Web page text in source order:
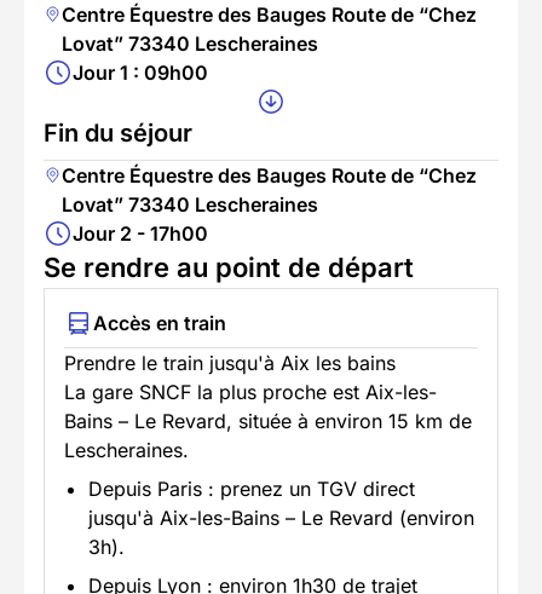
Centre Équestre des Bauges Route de “Chez
Lovat” 73340 Lescheraines
Jour 1 : 09h00
Fin du séjour
Centre Équestre des Bauges Route de “Chez
Lovat” 73340 Lescheraines
Jour 2 - 17h00
Se rendre au point de départ
Accès en train
Prendre le train jusqu'à Aix les bains
La gare SNCF la plus proche est Aix-les-
Bains – Le Revard, située à environ 15 km de
Lescheraines.
Depuis Paris : prenez un TGV direct
jusqu'à Aix-les-Bains – Le Revard (environ
3h).
Depuis Lyon : environ 1h30 de trajet